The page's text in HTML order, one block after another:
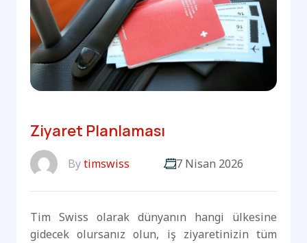
Ziyaret Planlaması
Bytimswiss 7 Nisan 2026
Tim Swiss olarak dünyanın hangi ülkesine
gidecek olursanız olun, iş ziyaretinizin tüm